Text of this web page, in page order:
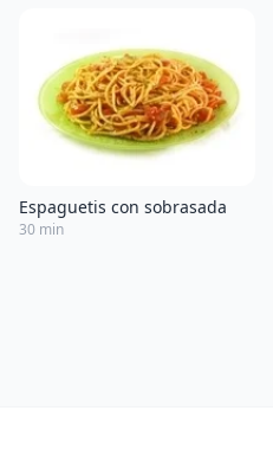
Espaguetis con sobrasada
30 min